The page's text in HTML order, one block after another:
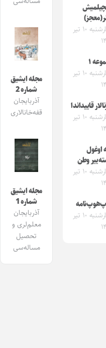
چهارشنبه ۱۰ تیر
۱
چهارشنبه ۱۰ تیر
قاییداندا
چهارشنبه ۱۰ تیر
اوغول
وطن
چهارشنبه ۱۰ تیر
چهارشنبه ۱۰ تیر
مجله ایشیق
شماره 2
آذربایجان
قفه‌خانالاری
مجله ایشیق
شماره 1
آذربایجان
معلم‌لری و
تحصیل
مساله‌سی